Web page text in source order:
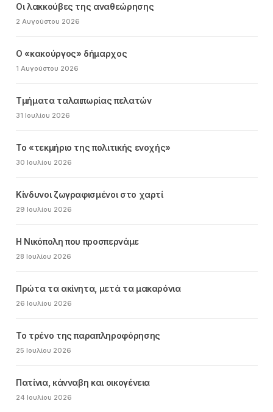
Οι λακκούβες της αναθεώρησης
2 Αυγούστου 2026
Ο «κακούργος» δήμαρχος
1 Αυγούστου 2026
Τμήματα ταλαιπωρίας πελατών
31 Ιουλίου 2026
Το «τεκμήριο της πολιτικής ενοχής»
30 Ιουλίου 2026
Κίνδυνοι ζωγραφισμένοι στο χαρτί
29 Ιουλίου 2026
Η Νικόπολη που προσπερνάμε
28 Ιουλίου 2026
Πρώτα τα ακίνητα, μετά τα μακαρόνια
26 Ιουλίου 2026
Το τρένο της παραπληροφόρησης
25 Ιουλίου 2026
Πατίνια, κάνναβη και οικογένεια
24 Ιουλίου 2026